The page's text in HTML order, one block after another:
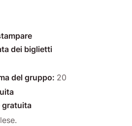
dei biglietti
del gruppo: 20
gratuita
.